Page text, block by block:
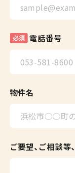
必須 電話番号
物件名
ご要望、ご相談等